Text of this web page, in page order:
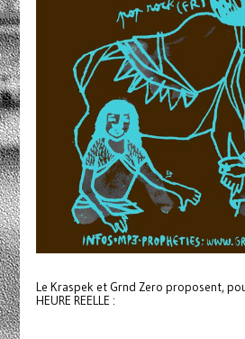
Le Kraspek et Grnd Zero proposent,
HEURE REELLE :